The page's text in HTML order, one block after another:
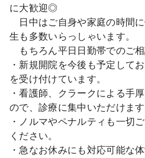
に大歓迎◎
日中はご自身や家庭の時間
生も多数いらっしゃいます。
もちろん平日日勤帯でのご
・新規開院を今後も予定して
を受け付けています。
・看護師、クラークによる手
ので、診療に集中いただけます
・ノルマやペナルティも一切
ください。
・急なお休みにも対応可能な